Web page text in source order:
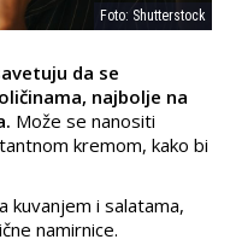
Foto: Shutterstock
da se
najbolje na
Može se nanositi
kremom, kako bi
kuvanjem i salatama,
namirnice.